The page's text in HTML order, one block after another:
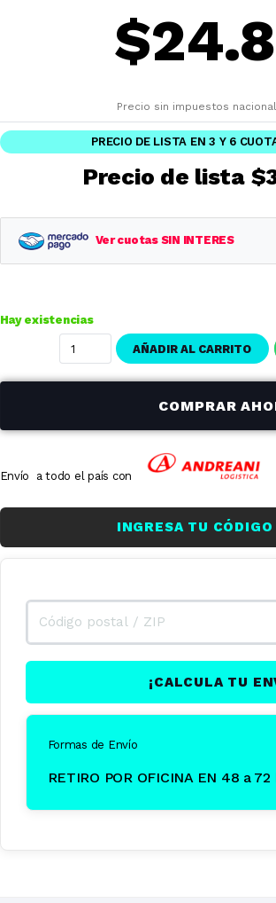
$
Precio sin impuestos
PRECIO DE LISTA EN 3 Y 6
Precio de lista
Ver cuotas SIN INTERES
1 cuotas
Hay existencias
AÑADIR AL CARRITO
COMPRAR
Envío a todo el país con
INGRESA TU
¡CALCULA TU
Formas de Envío
RETIRO POR OFICINA EN 48 a 72